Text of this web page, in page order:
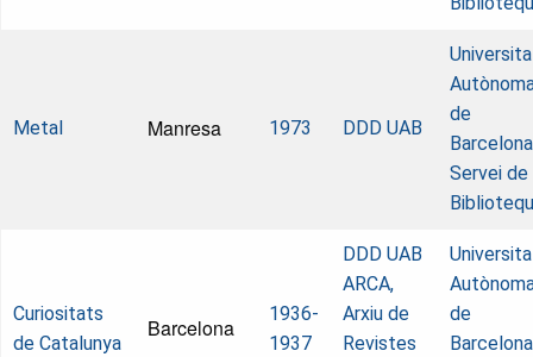
Metal Manresa 1973 DDD UAB
de
Servei de
Curiositats
de Catalunya
Barcelona
1936-
1937
DDD UAB
ARCA,
Arxiu de
Revistes
de